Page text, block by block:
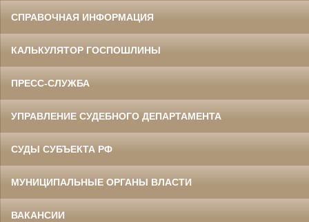
СПРАВОЧНАЯ ИНФОРМАЦИЯ
КАЛЬКУЛЯТОР ГОСПОШЛИНЫ
ПРЕСС-СЛУЖБА
УПРАВЛЕНИЕ СУДЕБНОГО ДЕПАРТАМЕНТА
СУДЫ СУБЪЕКТА РФ
МУНИЦИПАЛЬНЫЕ ОРГАНЫ ВЛАСТИ
ВАКАНСИИ